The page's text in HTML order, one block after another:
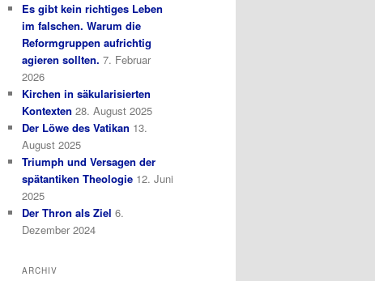
Es gibt kein richtiges Leben
im falschen. Warum die
Reformgruppen aufrichtig
agieren sollten. 7. Februar
2026
Kirchen in säkularisierten
Kontexten 28. August 2025
Der Löwe des Vatikan 13.
August 2025
Triumph und Versagen der
spätantiken Theologie 12. Juni
2025
Der Thron als Ziel 6.
Dezember 2024
ARCHIV